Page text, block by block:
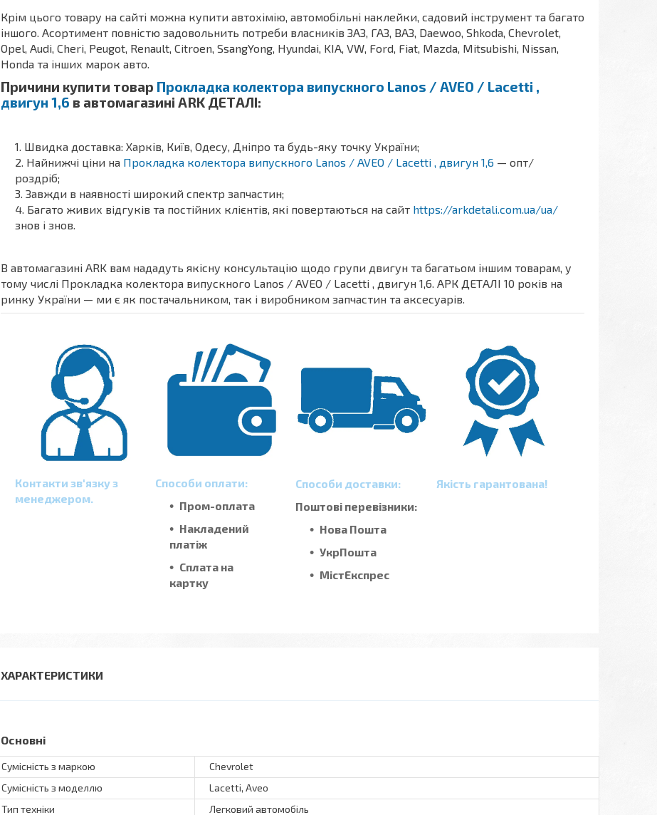
Крім цього товару на сайті можна купити автохімію, автомобільні наклейки, садовий інструмент та багато
іншого. Асортимент повністю задовольнить потреби власників ЗАЗ, ГАЗ, ВАЗ, Daewoo, Shkoda, Chevrolet,
Opel, Audi, Cheri, Peugot, Renault, Citroen, SsangYong, Hyundai, KIA, VW, Ford, Fiat, Mazda, Mitsubishi, Nissan,
Honda та інших марок авто.
Причини купити товар Прокладка колектора випускного Lanos / AVEO / Lacetti ,
двигун 1,6 в автомагазині ARK ДЕТАЛІ:
Швидка доставка: Харків, Київ, Одесу, Дніпро та будь-яку точку України;
Найнижчі ціни на Прокладка колектора випускного Lanos / AVEO / Lacetti , двигун 1,6 — опт/
роздріб;
Завжди в наявності широкий спектр запчастин;
Багато живих відгуків та постійних клієнтів, які повертаються на сайт https://arkdetali.com.ua/ua/
знов і знов.
В автомагазині ARK вам нададуть якісну консультацію щодо групи двигун та багатьом іншим товарам, у
тому числі Прокладка колектора випускного Lanos / AVEO / Lacetti , двигун 1,6. АРК ДЕТАЛІ 10 років на
ринку України — ми є як постачальником, так і виробником запчастин та аксесуарів.
Контакти зв'язку з
менеджером.
Способи оплати:
Пром-оплата
Накладений
платіж
Сплата на
картку
Способи доставки:
Поштові перевізники:
Нова Пошта
УкрПошта
МістЕкспрес
Якість гарантована!
ХАРАКТЕРИСТИКИ
Основні
Сумісність з маркою
Chevrolet
Сумісність з моделлю
Lacetti, Aveo
Тип техніки
Легковий автомобіль